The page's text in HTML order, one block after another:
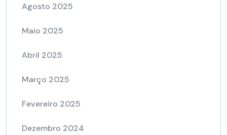
Agosto 2025
Maio 2025
Abril 2025
Março 2025
Fevereiro 2025
Dezembro 2024